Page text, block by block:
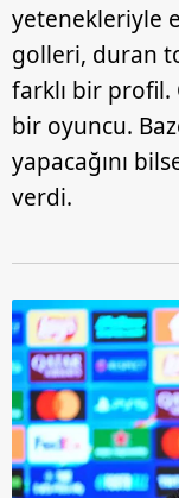
yetenekleriyle
golleri, duran
farklı bir profil.
bir oyuncu.
yapacağını
verdi.